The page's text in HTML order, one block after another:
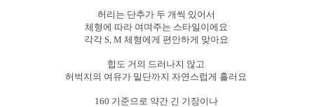
허리는 단추가 두 개씩 있어서
체형에 따라 여며주는 스타일이에요
각각 S, M 체형에게 편안하게 맞아요
힙도 거의 드러나지 않고
허벅지의 여유가 밑단까지 자연스럽게 흘러요
160 기준으로 약간 긴 기장이나